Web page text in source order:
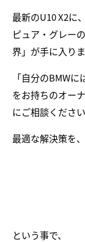
最新のU10 X2に
ピュア・グレー
界」が手に入りま
「自分のBMW
をお持ちのオー
にご相談ください
最適な解決策を
という事で、